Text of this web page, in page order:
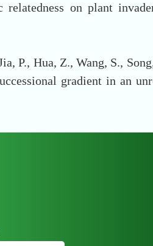
relatedness on plant
P., Hua, Z., Wang, S.,
gradient in an